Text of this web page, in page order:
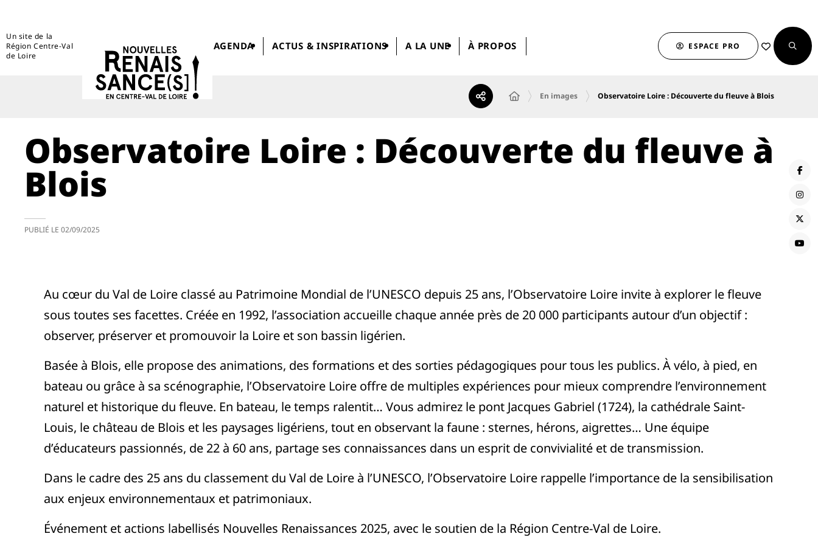
Un site de la
Région Centre-Val
de Loire
AGENDA ACTUS & INSPIRATIONS A LA UNE À PROPOS ESPACE PRO
En images Observatoire Loire : Découverte du fleuve à Blois
Observatoire Loire : Découverte du fleuve à
Blois
PUBLIÉ LE 02/09/2025
Au cœur du Val de Loire classé au Patrimoine Mondial de l’UNESCO depuis 25 ans, l’Observatoire Loire invite à explorer le fleuve
sous toutes ses facettes. Créée en 1992, l’association accueille chaque année près de 20 000 participants autour d’un objectif :
observer, préserver et promouvoir la Loire et son bassin ligérien.
Basée à Blois, elle propose des animations, des formations et des sorties pédagogiques pour tous les publics. À vélo, à pied, en
bateau ou grâce à sa scénographie, l’Observatoire Loire offre de multiples expériences pour mieux comprendre l’environnement
naturel et historique du fleuve. En bateau, le temps ralentit… Vous admirez le pont Jacques Gabriel (1724), la cathédrale Saint-
Louis, le château de Blois et les paysages ligériens, tout en observant la faune : sternes, hérons, aigrettes… Une équipe
d’éducateurs passionnés, de 22 à 60 ans, partage ses connaissances dans un esprit de convivialité et de transmission.
Dans le cadre des 25 ans du classement du Val de Loire à l’UNESCO, l’Observatoire Loire rappelle l’importance de la sensibilisation
aux enjeux environnementaux et patrimoniaux.
Événement et actions labellisés Nouvelles Renaissances 2025, avec le soutien de la Région Centre-Val de Loire.